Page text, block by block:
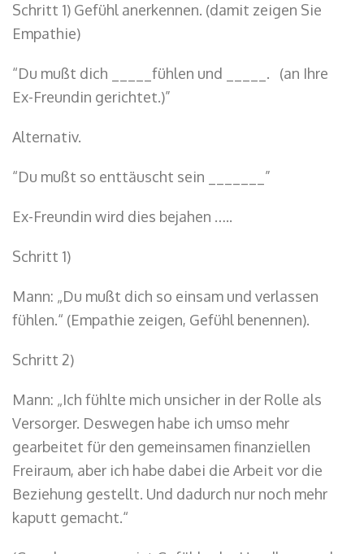
Schritt 1) Gefühl anerkennen. (damit zeigen Sie
Empathie)
“Du mußt dich _____fühlen und _____. (an Ihre
Ex-Freundin gerichtet.)”
Alternativ.
“Du mußt so enttäuscht sein _______”
Ex-Freundin wird dies bejahen …..
Schritt 1)
Mann: „Du mußt dich so einsam und verlassen
fühlen.“ (Empathie zeigen, Gefühl benennen).
Schritt 2)
Mann: „Ich fühlte mich unsicher in der Rolle als
Versorger. Deswegen habe ich umso mehr
gearbeitet für den gemeinsamen finanziellen
Freiraum, aber ich habe dabei die Arbeit vor die
Beziehung gestellt. Und dadurch nur noch mehr
kaputt gemacht.“